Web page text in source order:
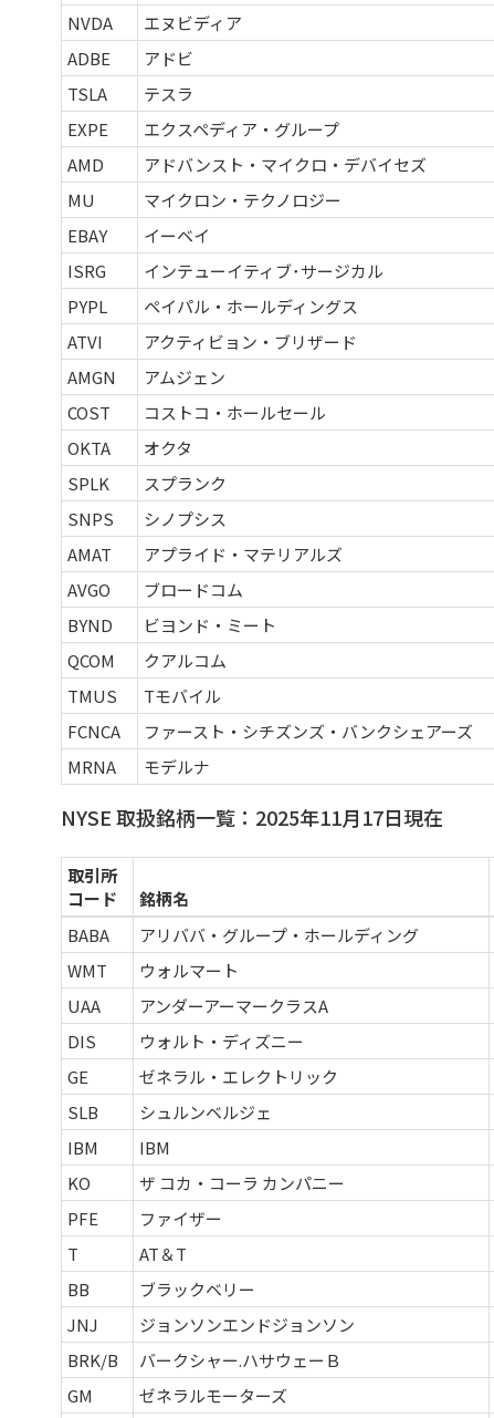
NVDA
エヌビディア
ADBE
アドビ
TSLA
テスラ
EXPE
エクスペディア・グループ
AMD
アドバンスト・マイクロ・デバイセズ
MU
マイクロン・テクノロジー
EBAY
イーベイ
ISRG
インテューイティブ･サージカル
PYPL
ペイパル・ホールディングス
ATVI
アクティビョン・ブリザード
AMGN
アムジェン
COST
コストコ・ホールセール
OKTA
オクタ
SPLK
スプランク
SNPS
シノプシス
AMAT
アプライド・マテリアルズ
AVGO
ブロードコム
BYND
ビヨンド・ミート
QCOM
クアルコム
TMUS
Tモバイル
FCNCA
ファースト・シチズンズ・バンクシェアーズ
MRNA
モデルナ
NYSE 取扱銘柄一覧：2025年11月17日現在
取引所
コード
銘柄名
BABA
アリババ・グループ・ホールディング
WMT
ウォルマート
UAA
アンダーアーマークラスA
DIS
ウォルト・ディズニー
GE
ゼネラル・エレクトリック
SLB
シュルンベルジェ
IBM
IBM
KO
ザ コカ・コーラ カンパニー
PFE
ファイザー
T
AT＆T
BB
ブラックベリー
JNJ
ジョンソンエンドジョンソン
BRK/B
バークシャー.ハサウェーＢ
GM
ゼネラルモーターズ